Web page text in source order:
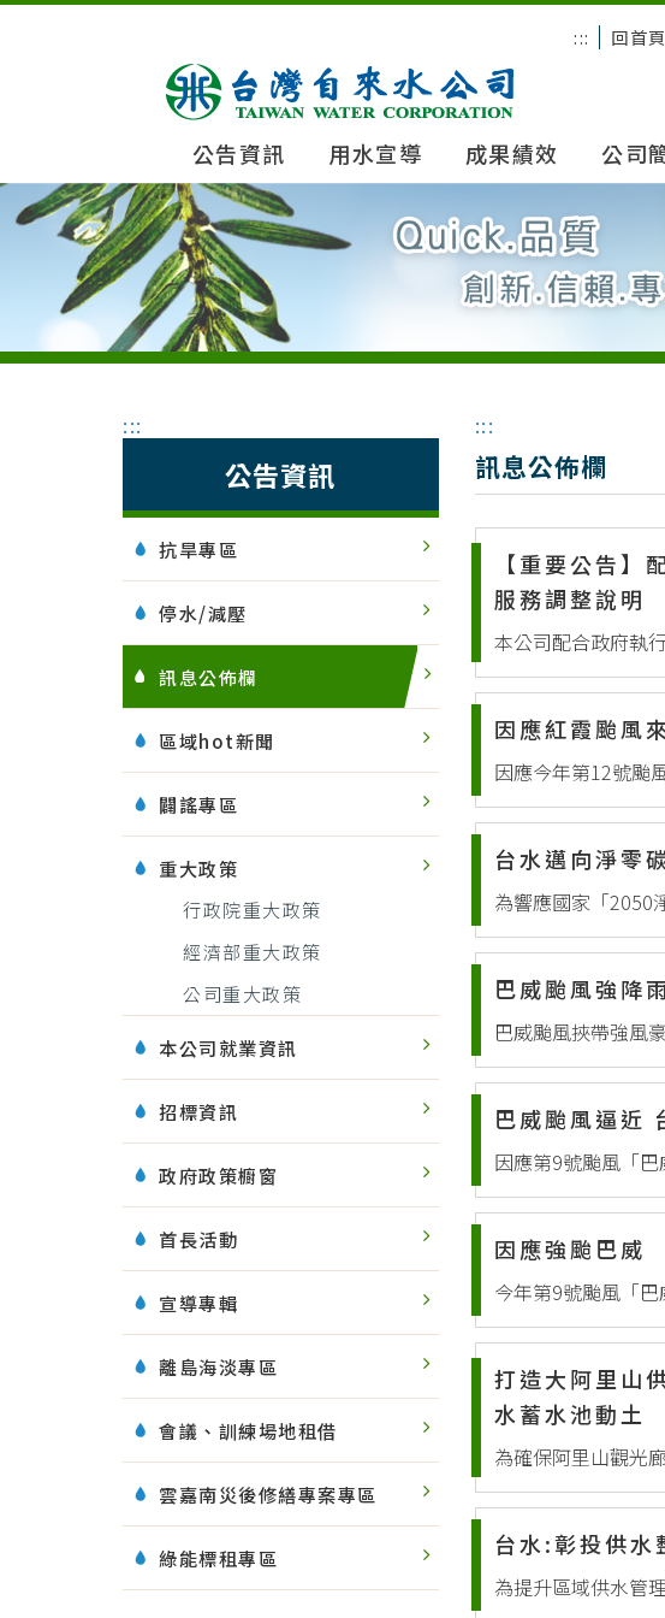
::: 回首頁
公告資訊 用水宣導 成果績效 公司
:::
公告資訊
抗旱專區
停水/減壓
訊息公佈欄
區域hot新聞
闢謠專區
重大政策
行政院重大政策
經濟部重大政策
公司重大政策
本公司就業資訊
招標資訊
政府政策櫥窗
首長活動
宣導專輯
離島海淡專區
會議、訓練場地租借
雲嘉南災後修繕專案專區
綠能標租專區
:::
訊息公佈欄
【重要公告
服務調整說明
因應紅霞颱風
台水邁向淨零
巴威颱風強降
巴威颱風逼近
因應強颱巴威
打造大阿里山
水蓄水池動土
台水:彰投供水